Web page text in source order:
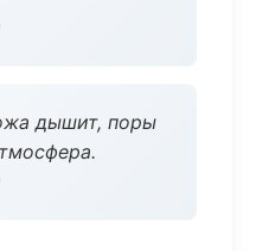
дышит, поры